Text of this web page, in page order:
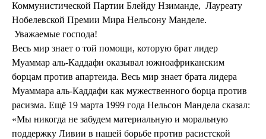
Коммунистической Партии Блейду Нзиманде, Лауреату
Нобелевской Премии Мира Нельсону Манделе.
Уважаемые господа!
Весь мир знает о той помощи, которую брат лидер
Муаммар аль-Каддафи оказывал южноафриканским
борцам против апартеида. Весь мир знает брата лидера
Муаммара аль-Каддафи как мужественного борца против
расизма. Ещё 19 марта 1999 года Нельсон Мандела сказал:
«Мы никогда не забудем материальную и моральную
поддержку Ливии в нашей борьбе против расистской